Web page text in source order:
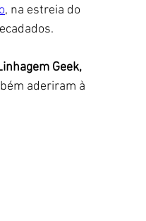
, na estreia do
Geek,
aderiram à